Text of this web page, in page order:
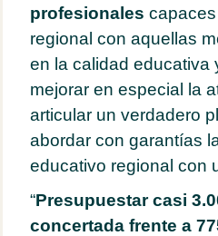
profesionales
regional con aquellas
en la calidad educativa
mejorar en especial la
articular un verdadero
abordar con garantías
educativo regional con
“Presupuestar casi
concertada frente a